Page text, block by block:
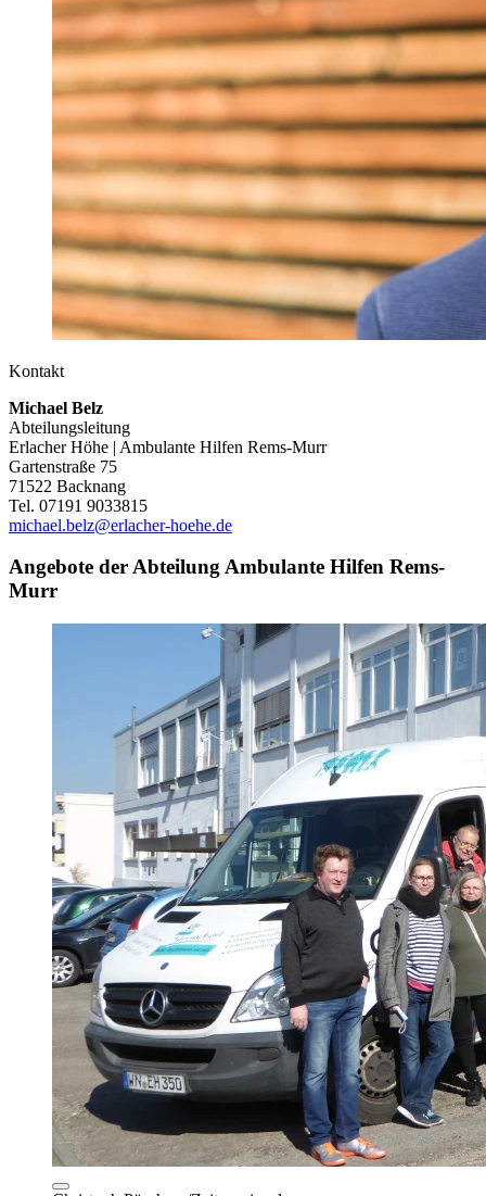
Kontakt
Michael Belz
Abteilungsleitung
Erlacher Höhe | Ambulante Hilfen Rems-Murr
Gartenstraße 75
71522 Backnang
Tel. 07191 9033815
michael.belz@erlacher-hoehe.de
Angebote der Abteilung Ambulante Hilfen Rems-
Murr